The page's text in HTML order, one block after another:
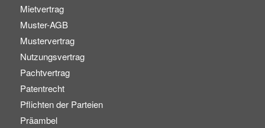
Mietvertrag
Muster-AGB
Mustervertrag
Nutzungsvertrag
Pachtvertrag
Patentrecht
Pflichten der Parteien
Präambel